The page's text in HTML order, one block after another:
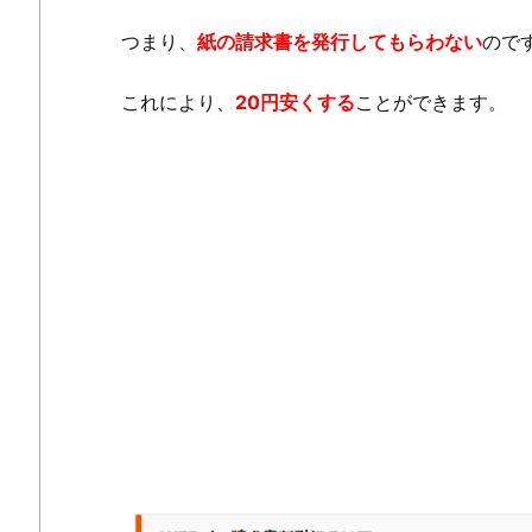
つまり、 紙の請求書を発行してもらわないので
これにより、 20円安くすることができます。